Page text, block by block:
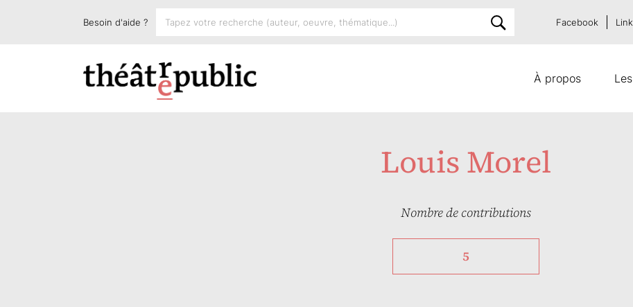
À propos
Besoin d'aide ? Facebook
Louis Morel
Nombre de contributions
5